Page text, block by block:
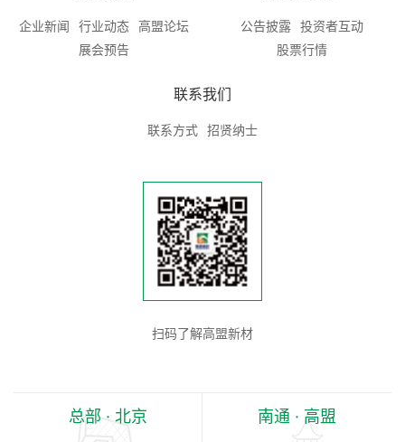
企业新闻 行业动态
高盟论坛
展会预告
公告披露
投资者互动
股票行情
联系我们
联系方式 招贤纳士
扫码了解高盟新材
总部 · 北京 南通 · 高盟